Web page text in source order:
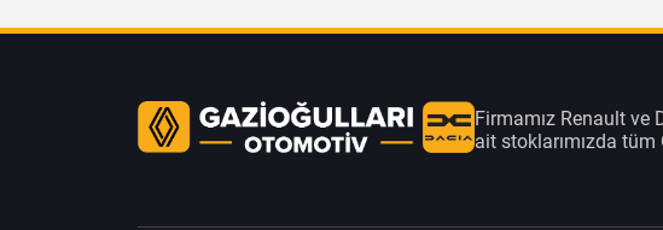
Firmamız Renault ve
ait stoklarımızda